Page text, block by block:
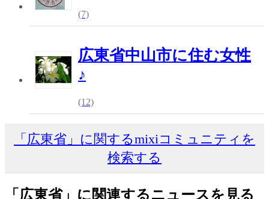
(7)
広東省中山市に住む女性
♪
(12)
「広東省」に関するmixiコミュニティを
検索する
「広東省」に関連するニュースを見る